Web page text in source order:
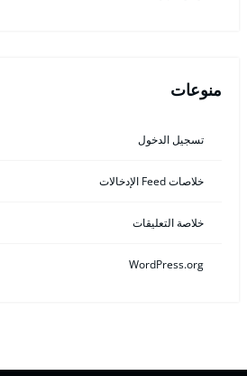
منوعات
تسجيل الدخول
خلاصات Feed الإدخالات
خلاصة التعليقات
WordPress.org